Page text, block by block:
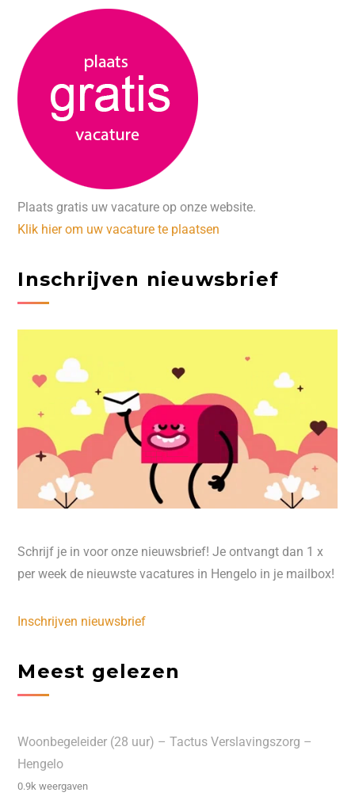
Plaats gratis uw vacature op onze website.
Klik hier om uw vacature te plaatsen
Inschrijven nieuwsbrief
Schrijf je in voor onze nieuwsbrief! Je ontvangt dan 1 x
per week de nieuwste vacatures in Hengelo in je mailbox!
Inschrijven nieuwsbrief
Meest gelezen
Woonbegeleider (28 uur) – Tactus Verslavingszorg –
Hengelo
0.9k weergaven